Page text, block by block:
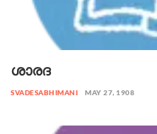
ശാരദ
SVADESABHIMANI MAY 27, 1908